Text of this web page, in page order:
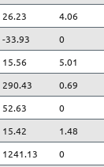
26.23 4.06
-33.93 0
15.56 5.01
290.43 0.69
52.63 0
15.42 1.48
1241.13 0